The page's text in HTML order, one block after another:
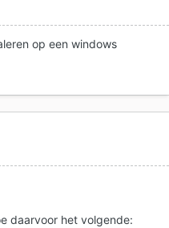
op een windows
daarvoor het volgende: